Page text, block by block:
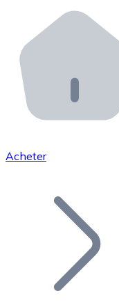
Distributeurs
Intégrez un
API Bitnovo
Intégrez notre
Rejoignez notre
Ajoutez le
Acheter